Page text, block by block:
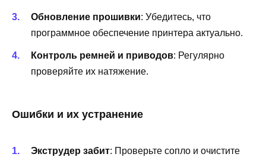
Обновление прошивки: Убедитесь, что
программное обеспечение принтера актуально.
Контроль ремней и приводов: Регулярно
проверяйте их натяжение.
Ошибки и их устранение
Экструдер забит: Проверьте сопло и очистите